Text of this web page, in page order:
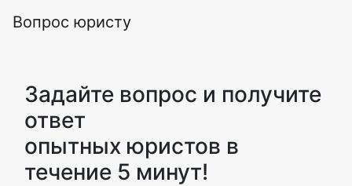
Вопрос юристу
Задайте вопрос и получите
ответ
опытных юристов в
течение 5 минут!